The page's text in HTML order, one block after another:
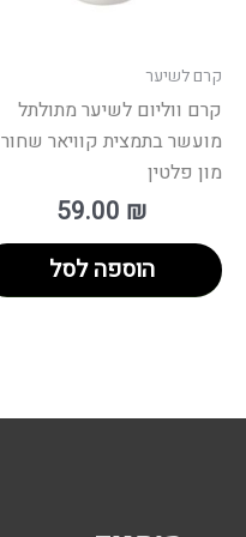
קרם לשיער
קרם ווליום לשיער מתולתל
מועשר בתמצית קוויאר שחור
מון פלטין
59.00 ₪
הוספה לסל